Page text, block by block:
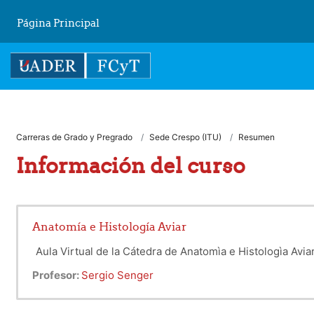
Página Principal
Carreras de Grado y Pregrado Sede Crespo (ITU) Resumen
Información del curso
Anatomía e Histología Aviar
Aula Virtual de la Cátedra de Anatomìa e Histologìa
Profesor: Sergio Senger